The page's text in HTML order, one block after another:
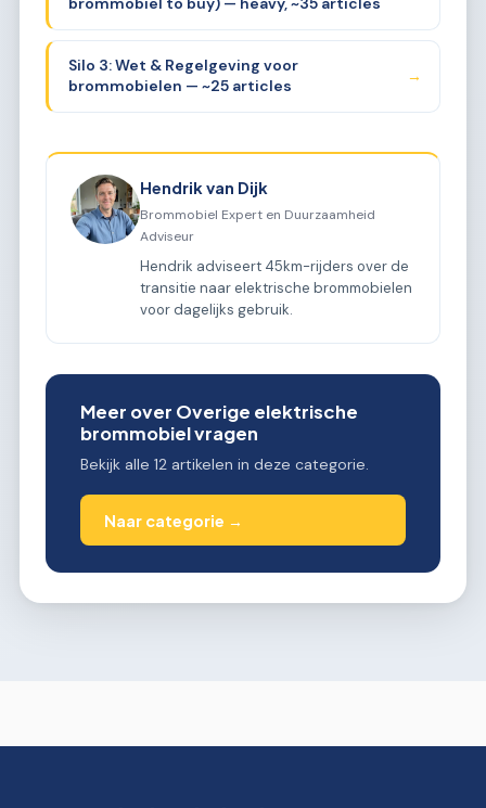
Silo 3: Wet & Regelgeving voor
brommobielen — ~25 articles
→
Hendrik van Dijk
Brommobiel Expert en Duurzaamheid
Adviseur
Hendrik adviseert 45km-rijders over de
transitie naar elektrische brommobielen
voor dagelijks gebruik.
Meer over Overige elektrische
brommobiel vragen
Bekijk alle 12 artikelen in deze categorie.
Naar categorie →